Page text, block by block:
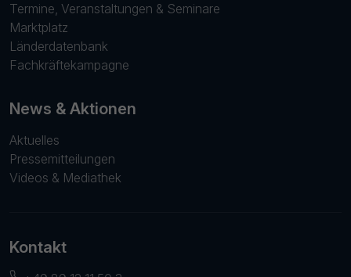
Termine, Veranstaltungen & Seminare
Marktplatz
Länderdatenbank
Fachkräftekampagne
News & Aktionen
Aktuelles
Pressemitteilungen
Videos & Mediathek
Kontakt